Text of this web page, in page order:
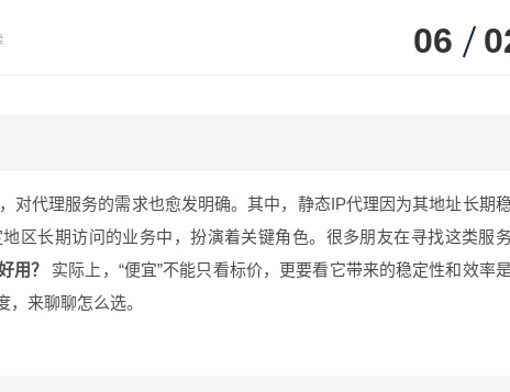
06
对代理服务的需求也愈发明确。其中，静态IP代理因为其地址长期稳
区长期访问的业务中，扮演着关键角色。很多朋友在寻找这类服务
用？
实际上，“便宜”不能只看标价，更要看它带来的稳定性和效率
来聊聊怎么选。